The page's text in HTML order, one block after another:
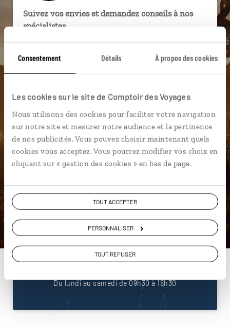
Consentement Détails À propos des cookies
Les cookies sur le site de Comptoir des Voyages
Nous utilisons des cookies pour faciliter votre navigation
sur notre site et mesurer notre audience et la pertinence
de nos publicités. Vous pouvez choisir maintenant quels
cookies vous acceptez. Vous pourrez modifier vos choix en
cliquant sur « gestion des cookies » en bas de page.
TOUT ACCEPTER
PERSONNALISER
TOUT REFUSER
Suivez vos envies et demandez conseils à nos
spécialistes
près de vos envies et de la réalité du pays.
Échangez en face à face ou depuis nos studios
téléphone.
Vous gardez le même interlocuteur avant,
pendant et après votre voyage.
DEMANDER UN DEVIS
ou
Construisez votre voyage avec un spécialiste Etats-
Unis
01 85 08 23 53
Du lundi au samedi de 09h30 à 18h30